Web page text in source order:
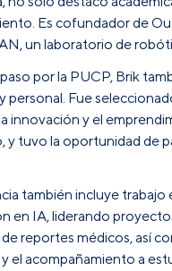
Es cofundador de
un laboratorio de
por la PUCP, Brik
personal. Fue
innovación y el
y tuvo la oportunidad de
también incluye
en IA, liderando
reportes médicos, así
el acompañamiento a